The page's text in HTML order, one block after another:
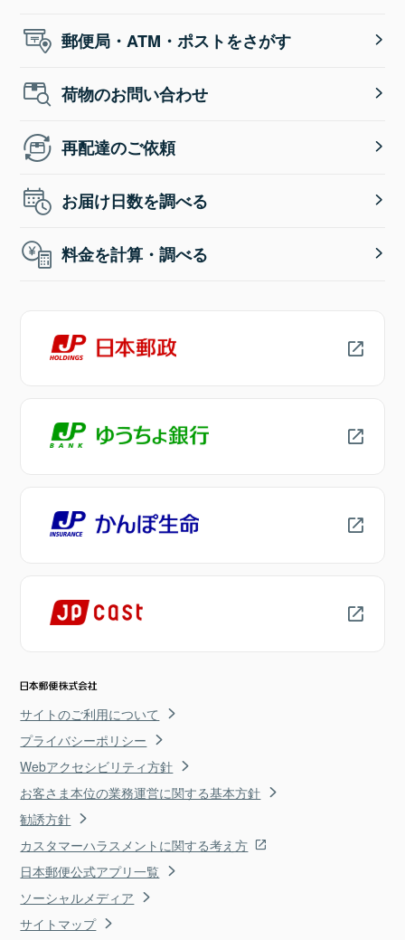
郵便局・ATM・ポストをさがす
荷物のお問い合わせ
再配達のご依頼
お届け日数を調べる
料金を計算・調べる
サイトのご利用について
プライバシーポリシー
Webアクセシビリティ方針
お客さま本位の業務運営に関する基本方針
勧誘方針
カスタマーハラスメントに関する考え方
日本郵便公式アプリ一覧
ソーシャルメディア
サイトマップ